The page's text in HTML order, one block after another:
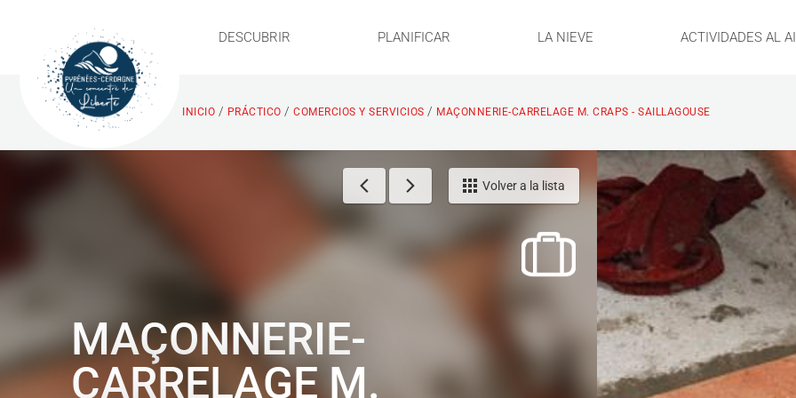
DESCUBRIR PLANIFICAR LA NIEVE ACTIVIDADES AL
INICIO / PRÁCTICO / COMERCIOS Y SERVICIOS / MAÇONNERIE-CARRELAGE M. CRAPS - SAILLAGOUSE
Volver a la lista
MAÇONNERIE-
CARRELAGE M.